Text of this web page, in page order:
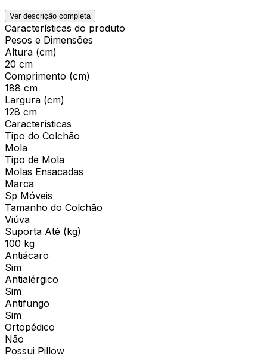
Ver descrição completa
Características do produto
Pesos e Dimensões
Altura (cm)
20 cm
Comprimento (cm)
188 cm
Largura (cm)
128 cm
Características
Tipo do Colchão
Mola
Tipo de Mola
Molas Ensacadas
Marca
Sp Móveis
Tamanho do Colchão
Viúva
Suporta Até (kg)
100 kg
Antiácaro
Sim
Antialérgico
Sim
Antifungo
Sim
Ortopédico
Não
Possui Pillow